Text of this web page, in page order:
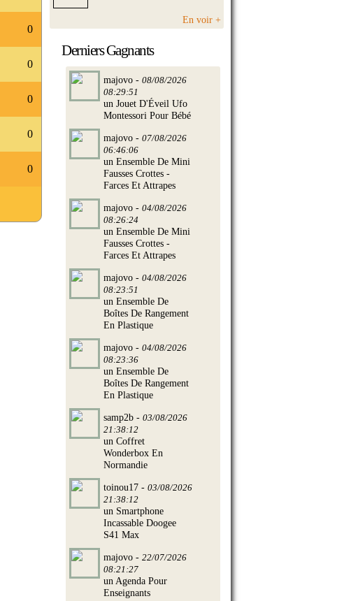
0
0
0
0
0
En voir +
Derniers Gagnants
majovo - 08/08/2026
08:29:51
un Jouet D'Éveil Ufo
Montessori Pour Bébé
majovo - 07/08/2026
06:46:06
un Ensemble De Mini
Fausses Crottes -
Farces Et Attrapes
majovo - 04/08/2026
08:26:24
un Ensemble De Mini
Fausses Crottes -
Farces Et Attrapes
majovo - 04/08/2026
08:23:51
un Ensemble De
Boîtes De Rangement
En Plastique
majovo - 04/08/2026
08:23:36
un Ensemble De
Boîtes De Rangement
En Plastique
samp2b - 03/08/2026
21:38:12
un Coffret
Wonderbox En
Normandie
toinou17 - 03/08/2026
21:38:12
un Smartphone
Incassable Doogee
S41 Max
majovo - 22/07/2026
08:21:27
un Agenda Pour
Enseignants